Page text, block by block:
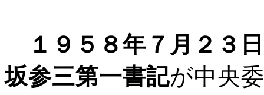
１９５８年７月２３日
坂参三第一書記が中央